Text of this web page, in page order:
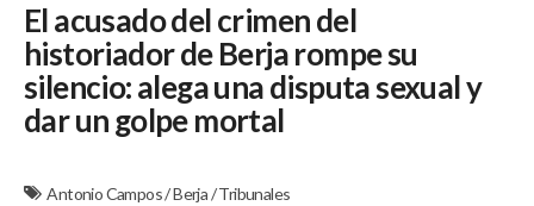
El acusado del crimen del
historiador de Berja rompe su
silencio: alega una disputa sexual y
dar un golpe mortal
Antonio Campos/Berja/Tribunales